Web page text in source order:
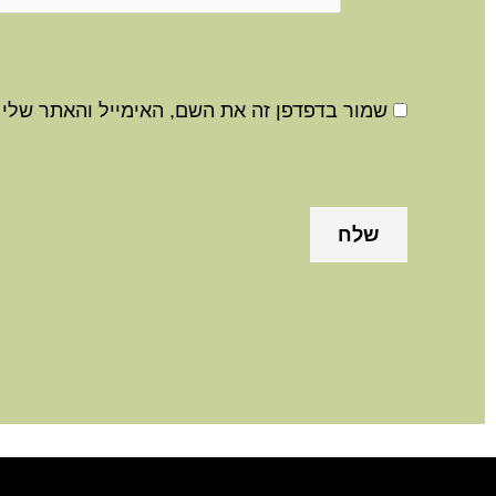
שמור בדפדפן זה את השם, האימייל והאתר